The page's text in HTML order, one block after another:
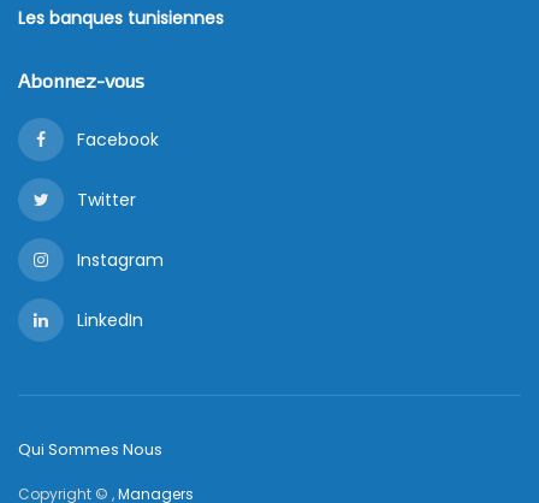
Les banques tunisiennes
Abonnez-vous
Facebook
Twitter
Instagram
LinkedIn
Qui Sommes Nous
Copyright © ,Managers